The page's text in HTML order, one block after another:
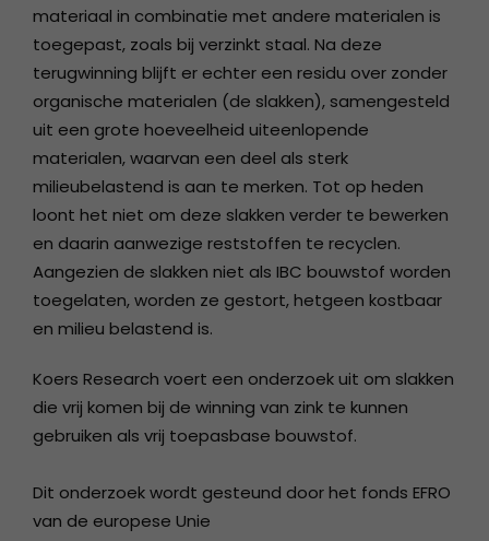
materiaal in combinatie met andere materialen is
toegepast, zoals bij verzinkt staal. Na deze
terugwinning blijft er echter een residu over zonder
organische materialen (de slakken), samengesteld
uit een grote hoeveelheid uiteenlopende
materialen, waarvan een deel als sterk
milieubelastend is aan te merken. Tot op heden
loont het niet om deze slakken verder te bewerken
en daarin aanwezige reststoffen te recyclen.
Aangezien de slakken niet als IBC bouwstof worden
toegelaten, worden ze gestort, hetgeen kostbaar
en milieu belastend is.
Koers Research voert een onderzoek uit om slakken
die vrij komen bij de winning van zink te kunnen
gebruiken als vrij toepasbase bouwstof.
Dit onderzoek wordt gesteund door het fonds EFRO
van de europese Unie